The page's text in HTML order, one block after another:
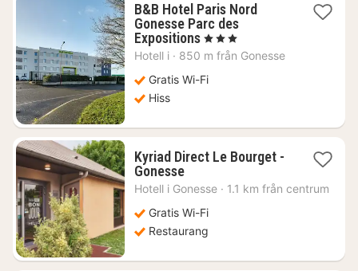
B&B Hotel Paris Nord
Gonesse Parc des
Expositions1
natt
749
, 3 Stjärnor
Hotell i · 850 m från Gonesse
Gratis Wi-Fi
Hiss
Kyriad Direct Le Bourget -
Gonesse1
natt
593
kr.
Hotell i Gonesse · 1.1 km från centrum
Gratis Wi-Fi
Restaurang